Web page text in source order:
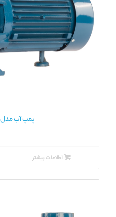
پمپ آب مدل DCB310
اطلاعات بیشتر